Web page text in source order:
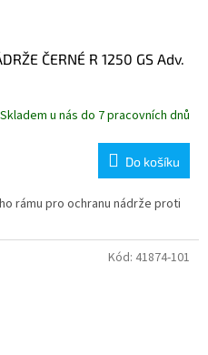
ČERNÉ R 1250 GS Adv.
Skladem u nás do 7 pracovních dnů
Do košíku
rámu pro ochranu nádrže proti
Kód: 41874-101